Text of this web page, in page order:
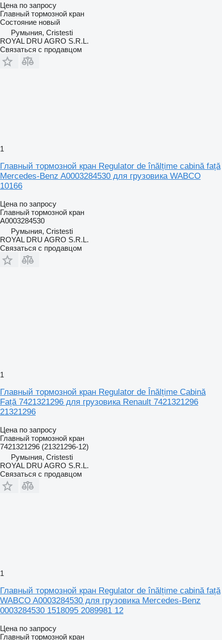
Цена по запросу
Главный тормозной кран
Состояние новый
Румыния, Cristesti
ROYAL DRU AGRO S.R.L.
Связаться с продавцом
1
Главный тормозной кран Regulator de înălțime cabină față
Mercedes-Benz A0003284530 для грузовика WABCO
10166
Цена по запросу
Главный тормозной кран
A0003284530
Румыния, Cristesti
ROYAL DRU AGRO S.R.L.
Связаться с продавцом
1
Главный тормозной кран Regulator de Înălțime Cabină
Față 7421321296 для грузовика Renault 7421321296
21321296
Цена по запросу
Главный тормозной кран
7421321296 (21321296-12)
Румыния, Cristesti
ROYAL DRU AGRO S.R.L.
Связаться с продавцом
1
Главный тормозной кран Regulator de înălțime cabină față
WABCO A0003284530 для грузовика Mercedes-Benz
0003284530 1518095 2089981 12
Цена по запросу
Главный тормозной кран